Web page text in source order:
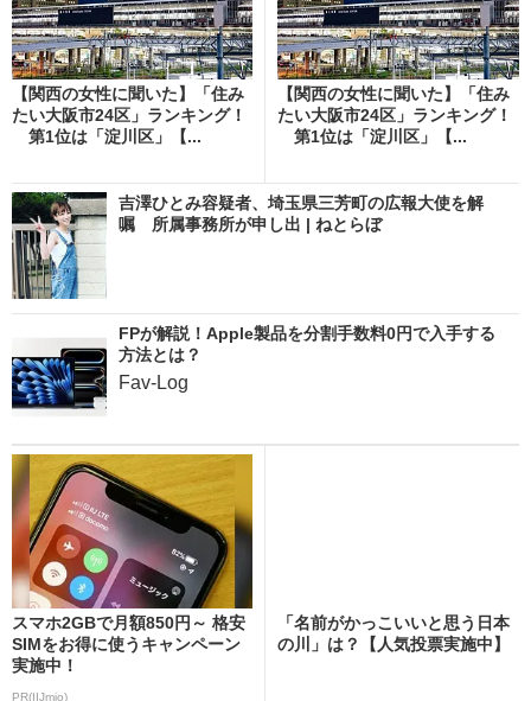
【関西の女性に聞いた】「住み
たい大阪市24区」ランキング！
第1位は「淀川区」【...
【関西の女性に聞いた】「住み
たい大阪市24区」ランキング！
第1位は「淀川区」【...
吉澤ひとみ容疑者、埼玉県三芳町の広報大使を解
嘱 所属事務所が申し出 | ねとらぼ
FPが解説！Apple製品を分割手数料0円で入手する
方法とは？
Fav-Log
スマホ2GBで月額850円～ 格安
SIMをお得に使うキャンペーン
実施中！
PR(IIJmio)
「名前がかっこいいと思う日本
の川」は？【人気投票実施中】